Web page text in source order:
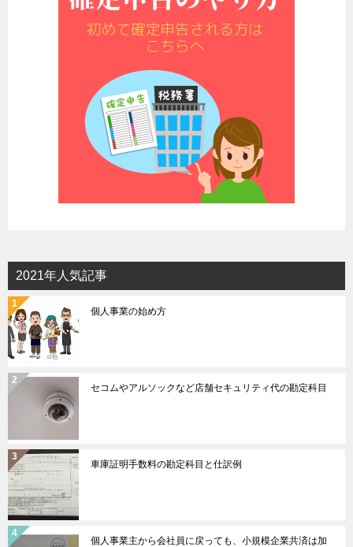
2021年人気記事
個人事業の始め方
セコムやアルソックなど店舗セキュリティ代の勘定科目
車庫証明手数料の勘定科目と仕訳例
個人事業主から会社員に戻っても、小規模企業共済は加